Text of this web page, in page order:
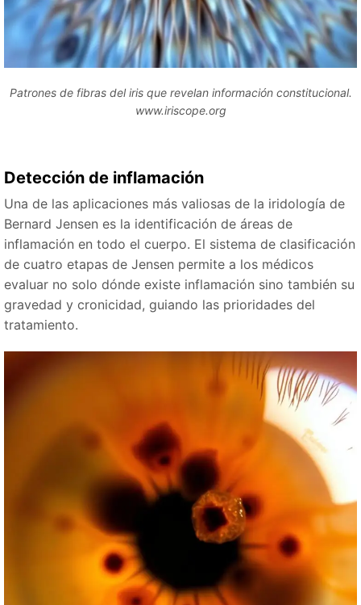
Patrones de fibras del iris que revelan información constitucional.
www.iriscope.org
Detección de inflamación
Una de las aplicaciones más valiosas de la iridología de
Bernard Jensen es la identificación de áreas de
inflamación en todo el cuerpo. El sistema de clasificación
de cuatro etapas de Jensen permite a los médicos
evaluar no solo dónde existe inflamación sino también su
gravedad y cronicidad, guiando las prioridades del
tratamiento.